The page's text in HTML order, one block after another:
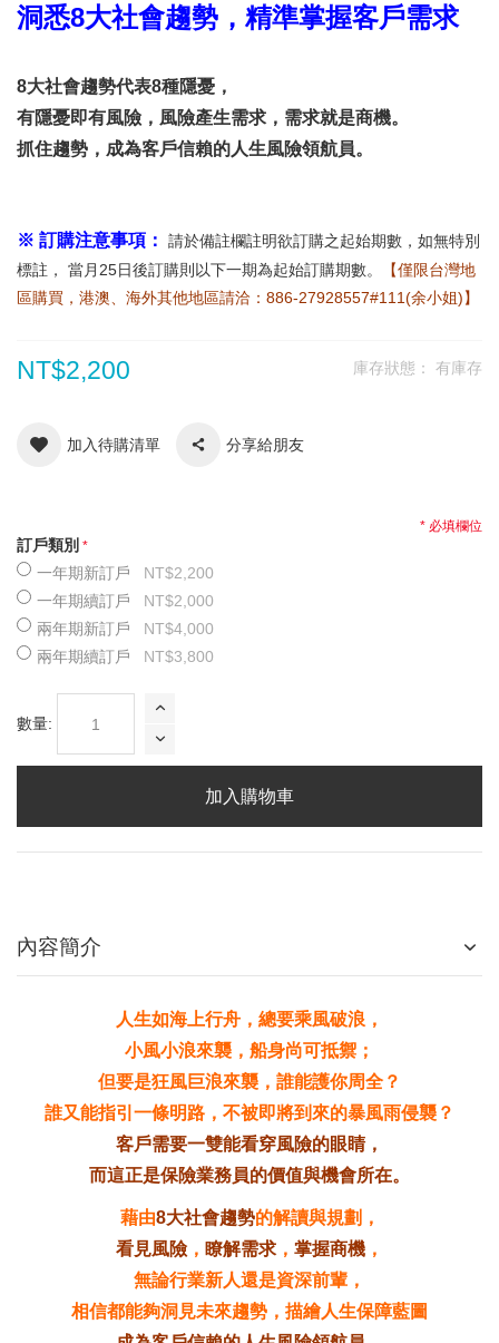
洞悉8大社會趨勢，精準掌握客戶需求
8大社會趨勢代表8種隱憂，
有隱憂即有風險，風險產生需求，需求就是商機。
抓住趨勢，成為客戶信賴的人生風險領航員。
※ 訂購注意事項：
請於備註欄註明欲訂購之起始期數，如無特別
標註， 當月25日後訂購則以下一期為起始訂購期數。
【僅限台灣地
區購買，港澳、海外其他地區請洽：886-27928557#111(余小姐)】
庫存狀態： 有庫存
NT$2,200
加入待購清單 分享給朋友
訂戶類別
一年期新訂戶
NT$2,200
一年期續訂戶
NT$2,000
兩年期新訂戶
NT$4,000
兩年期續訂戶
NT$3,800
* 必填欄位
數量:
加入購物車
內容簡介
人生如海上行舟，總要乘風破浪，
小風小浪來襲，船身尚可抵禦；
但要是狂風巨浪來襲，誰能護你周全？
誰又能指引一條明路，不被即將到來的暴風雨侵襲？
客戶需要一雙能看穿風險的眼睛，
而這正是保險業務員的價值與機會所在。
藉由8大社會趨勢的解讀與規劃，
看見風險 ， 瞭解需求， 掌握商機 ，
無論行業新人還是資深前輩，
相信都能夠洞見未來趨勢，描繪人生保障藍圖